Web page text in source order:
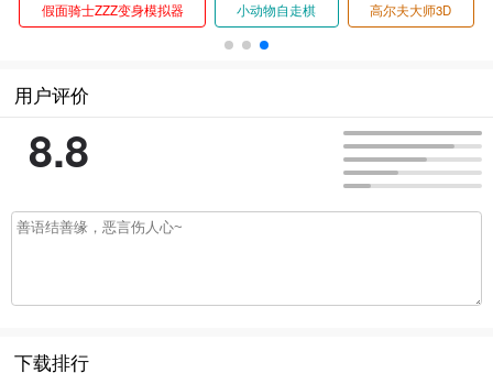
假面骑士ZZZ变身模拟器 小动物自走棋 高尔夫大师3D
用户评价
8.8
下载排行